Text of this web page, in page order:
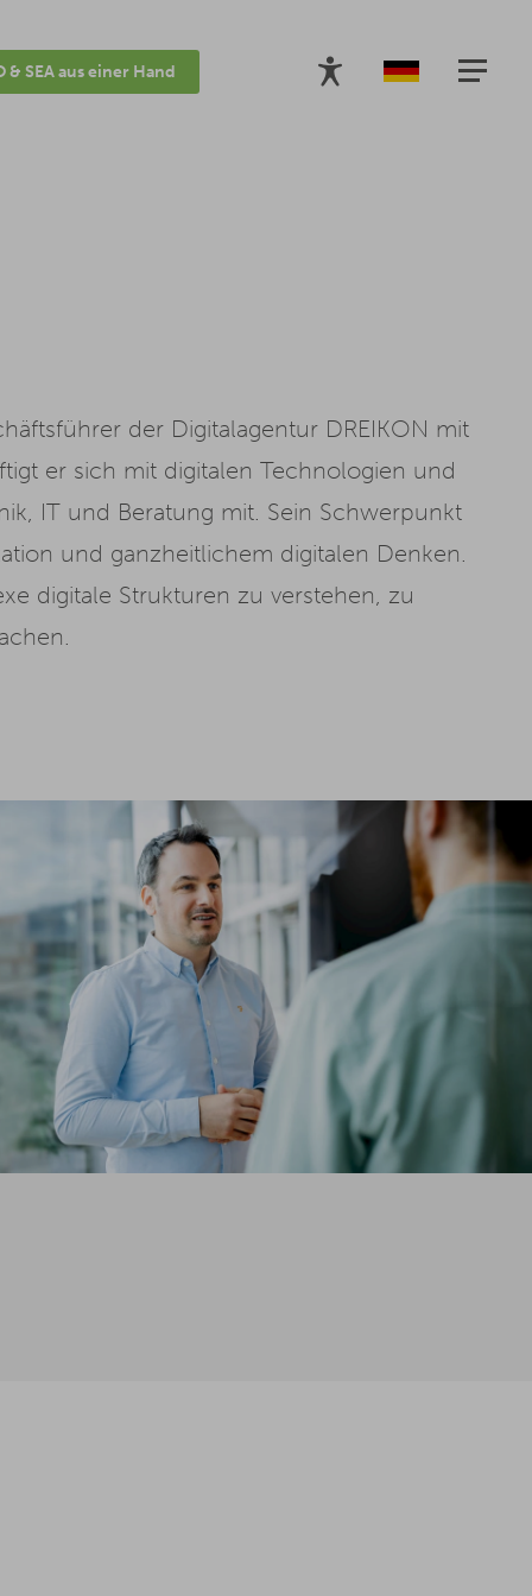
& SEA aus einer Hand
der Digitalagentur DREIKON mit
er sich mit digitalen Technologien und
IT und Beratung mit. Sein Schwerpunkt
und ganzheitlichem digitalen Denken.
digitale Strukturen zu verstehen, zu